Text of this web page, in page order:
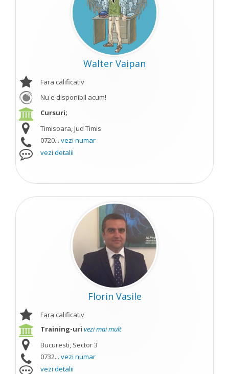
Walter Vaipan
Fara calificativ
Nu e disponibil acum!
Cursuri;
Timisoara, Jud Timis
0720... vezi numar
vezi detalii
Florin Vasile
Fara calificativ
Training-uri vezi mai mult
Bucuresti, Sector 3
0732... vezi numar
vezi detalii